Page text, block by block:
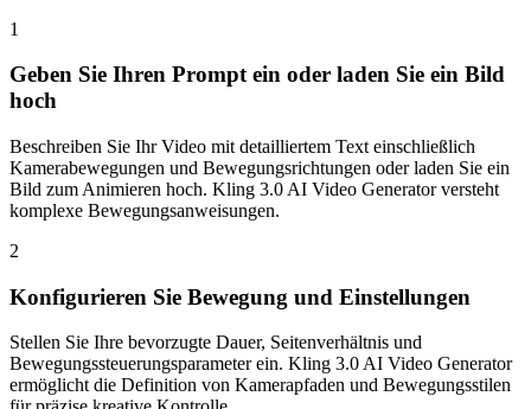
1
Geben Sie Ihren Prompt ein oder laden Sie ein Bild
hoch
Beschreiben Sie Ihr Video mit detailliertem Text einschließlich
Kamerabewegungen und Bewegungsrichtungen oder laden Sie ein
Bild zum Animieren hoch. Kling 3.0 AI Video Generator versteht
komplexe Bewegungsanweisungen.
2
Konfigurieren Sie Bewegung und Einstellungen
Stellen Sie Ihre bevorzugte Dauer, Seitenverhältnis und
Bewegungssteuerungsparameter ein. Kling 3.0 AI Video Generator
ermöglicht die Definition von Kamerapfaden und Bewegungsstilen